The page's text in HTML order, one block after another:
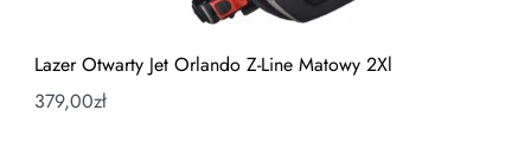
Lazer Otwarty Jet Orlando Z-Line Matowy 2Xl
379,00zł